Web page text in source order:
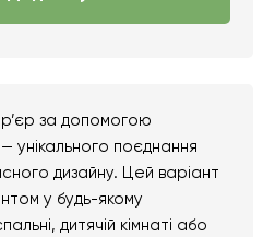
за допомогою
поєднання
дизайну. Цей варіант
у будь-якому
дитячій кімнаті або